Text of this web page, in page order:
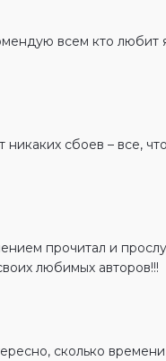
всем кто любит
сбоев – все,
прочитал и
любимых авторов!!!
сколько